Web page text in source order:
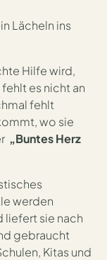
Lächeln ins
Hilfe wird,
es nicht an
fehlt
wo sie
„Buntes Herz
werden
liefert sie nach
gebraucht
Kitas und